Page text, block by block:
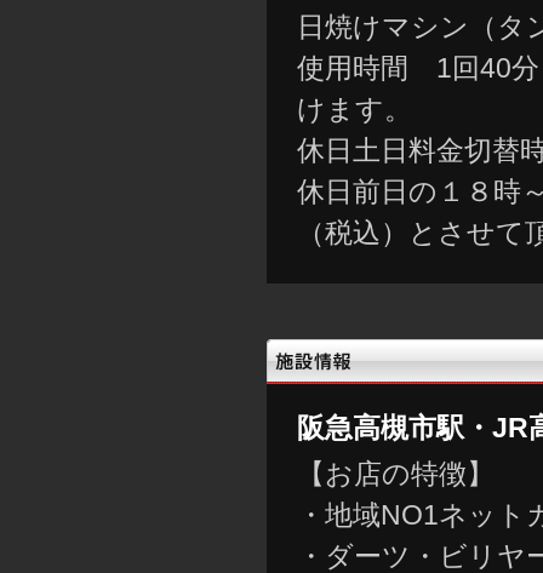
日焼けマシン（タ
使用時間 1回40分
けます。
休日土日料金切替
休日前日の１８時
（税込）とさせて
阪急高槻市駅・JR
【お店の特徴】
・地域NO1ネット
・ダーツ・ビリヤ